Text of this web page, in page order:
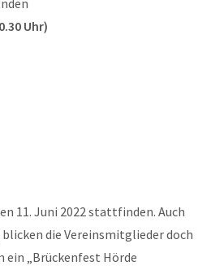
Uhr)
11. Juni 2022 stattfinden. Auch
die Vereinsmitglieder doch
ein „Brückenfest Hörde